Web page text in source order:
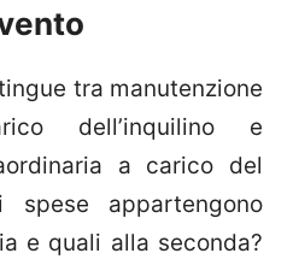
tra manutenzione
dell’inquilino e
a carico del
spese appartengono
e quali alla seconda?